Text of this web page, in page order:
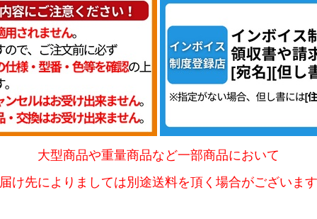
大型商品や重量商品など一部商品において
け先によりましては別途送料を頂く場合がございま